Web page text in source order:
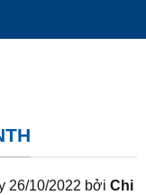
26/10/2022 bởi Chi